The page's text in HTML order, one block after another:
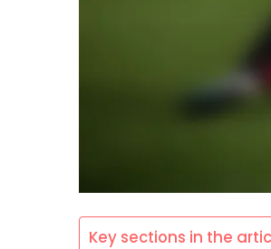
Key sections in the